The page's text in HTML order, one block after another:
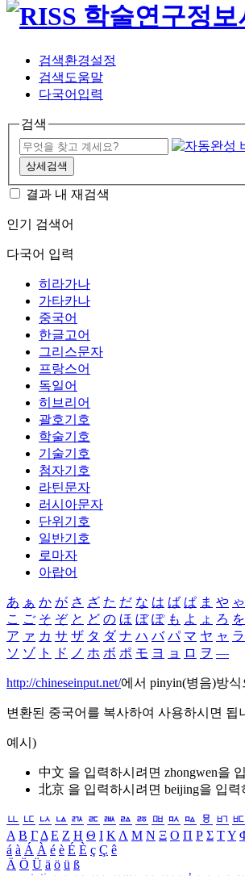
검색환경설정
검색도움말
다국어입력
검색
상세검색
결과 내 재검색
인기 검색어
다국어 입력
히라가나
가타카나
중국어
한글고어
그리스문자
프랑스어
독일어
히브리어
괄호기호
학술기호
기술기호
첨자기호
라틴문자
러시아문자
단위기호
일반기호
로마자
아랍어
あ ぁ か が さ ざ た だ な は ば ぱ ま や ゃ
こ ご そ ぞ と ど の ほ ぼ ぽ も よ ょ ろ を
ア ァ カ サ ザ タ ダ ナ ハ バ パ マ ヤ ャ ラ
ソ ゾ ト ド ノ ホ ボ ポ モ ヨ ョ ロ ヲ ―
http://chineseinput.net/에서 pinyin(병음)방
변환된 중국어를 복사하여 사용하시면 됩
예시)
中文 을 입력하시려면 zhongwen을
北京 을 입력하시려면 beijing을 입력
ㅥ ㅦ ㅧ ㅨ ㅩ ㅪ ㅫ ㅬ ㅭ ㅮ ㅯ ㅰ ㅱ ㅲ ㅳ
Α Β ΓΔ Ε Ζ Η Θ Ι ΚΛ Μ Ν Ξ Ο Π Ρ Σ ΤΥ
á à Á À é è É È ç Ç ê
Ä Ö Ü ä ö ü ß